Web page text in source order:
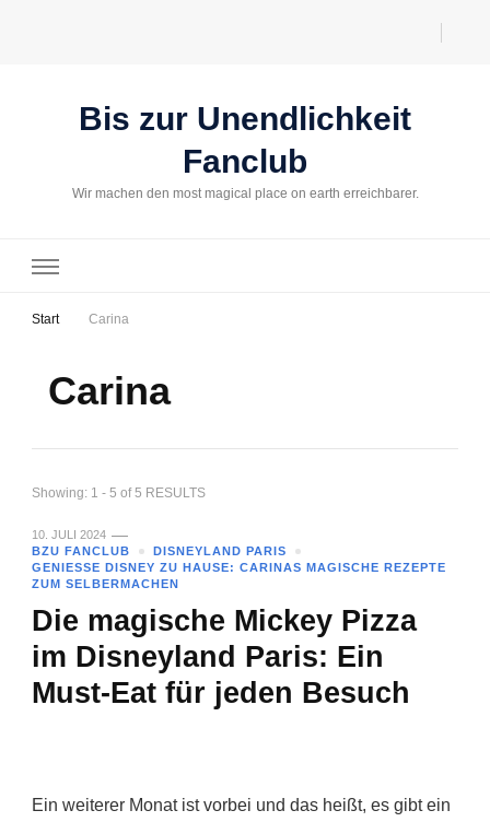
Bis zur Unendlichkeit
Fanclub
Wir machen den most magical place on earth erreichbarer.
Start Carina
Carina
Showing: 1 - 5 of 5 RESULTS
10. JULI 2024
BZU FANCLUB
DISNEYLAND PARIS
GENIESSE DISNEY ZU HAUSE: CARINAS MAGISCHE REZEPTE Z
UM SELBERMACHEN
Die magische Mickey Pizza
im Disneyland Paris: Ein
Must-Eat für jeden Besuch
Ein weiterer Monat ist vorbei und das heißt, es gibt ein